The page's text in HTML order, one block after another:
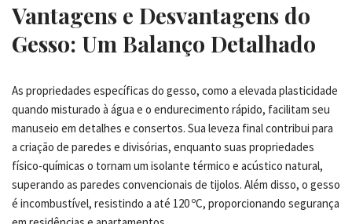
Vantagens e Desvantagens do
Gesso: Um Balanço Detalhado
As propriedades específicas do gesso, como a elevada plasticidade
quando misturado à água e o endurecimento rápido, facilitam seu
manuseio em detalhes e consertos. Sua leveza final contribui para
a criação de paredes e divisórias, enquanto suas propriedades
físico-químicas o tornam um isolante térmico e acústico natural,
superando as paredes convencionais de tijolos. Além disso, o gesso
é incombustível, resistindo a até 120 ºC, proporcionando segurança